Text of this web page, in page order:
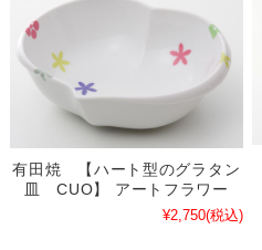
有田焼 【ハート型のグラタン
皿 CUO】 アートフラワー
¥2,750(税込)